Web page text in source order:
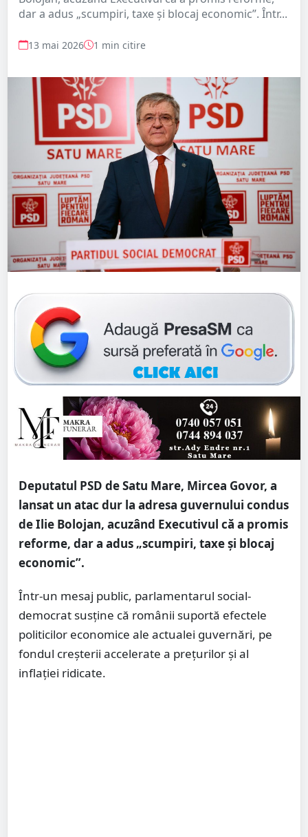
dar a adus „scumpiri, taxe și blocaj economic”. Într...
13 mai 2026 1 min citire
Deputatul PSD de Satu Mare, Mircea Govor, a
lansat un atac dur la adresa guvernului condus
deIlie Bolojan, acuzând Executivul că a promis
reforme, dar a adus „scumpiri, taxe și blocaj
economic”.
Într-un mesaj public, parlamentarul social-
democrat susține că românii suportă efectele
politicilor economice ale actualei guvernări, pe
fondul creșterii accelerate a prețurilor și al
inflației ridicate.